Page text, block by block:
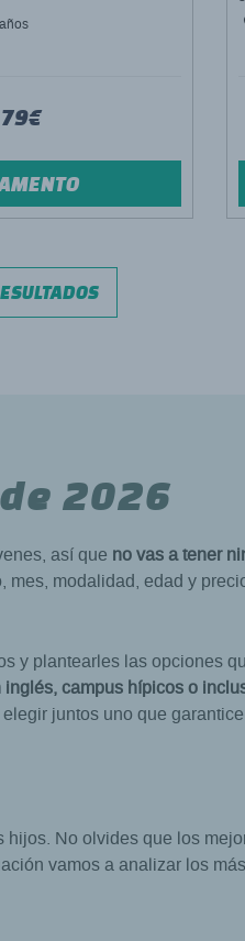
2026
así que no vas a tener
modalidad, edad y
y plantearles las opciones
campus hípicos o
juntos uno que
No olvides que los
vamos a analizar los